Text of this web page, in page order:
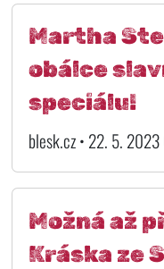
Martha
obálce
speciálu!
blesk.cz • 22. 5.
Možná až
Kráska ze